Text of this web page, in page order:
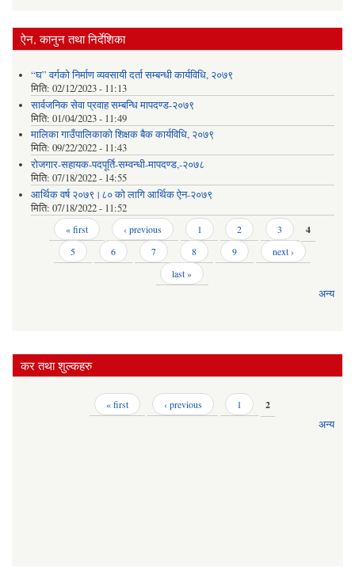
ऐन, कानुन तथा निर्देशिका
“घ” वर्गको निर्माण व्यवसायी दर्ता सम्बन्धी कार्यविधि, २०७९
मिति: 02/12/2023 - 11:13
सार्वजनिक सेवा प्रवाह सम्बन्धि मापदण्ड-२०७९
मिति: 01/04/2023 - 11:49
मालिका गाउँपालिकाको शिक्षक बैक कार्यविधि, २०७९
मिति: 09/22/2022 - 11:43
रोजगार-सहायक-पदपूर्ति-सम्वन्धी-मापदण्ड,-२०७८
मिति: 07/18/2022 - 14:55
आर्थिक वर्ष २०७९।८० को लागि आर्थिक ऐन-२०७९
मिति: 07/18/2022 - 11:52
« first ‹ previous 1 2 3 4
5 6 7 8 9
next ›
last »
अन्य
कर तथा शुल्कहरु
« first ‹ previous 1
2
अन्य